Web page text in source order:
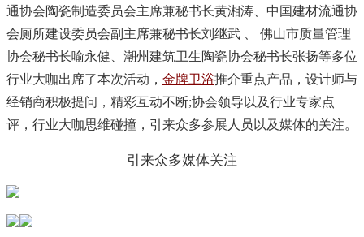
通协会陶瓷制造委员会主席兼秘书长黄湘涛、中国建材流通协
会厕所建设委员会副主席兼秘书长刘继武 、 佛山市质量管理
协会秘书长喻永健、潮州建筑卫生陶瓷协会秘书长张扬等多位
行业大咖出席了本次活动， 金牌卫浴推介重点产品，设计师与
经销商积极提问，精彩互动不断;协会领导以及行业专家点
评，行业大咖思维碰撞，引来众多参展人员以及媒体的关注。
引来众多媒体关注